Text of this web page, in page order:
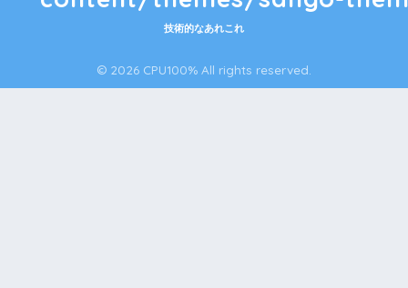
技術的なあれこれ
© 2026 CPU100% All rights reserved.